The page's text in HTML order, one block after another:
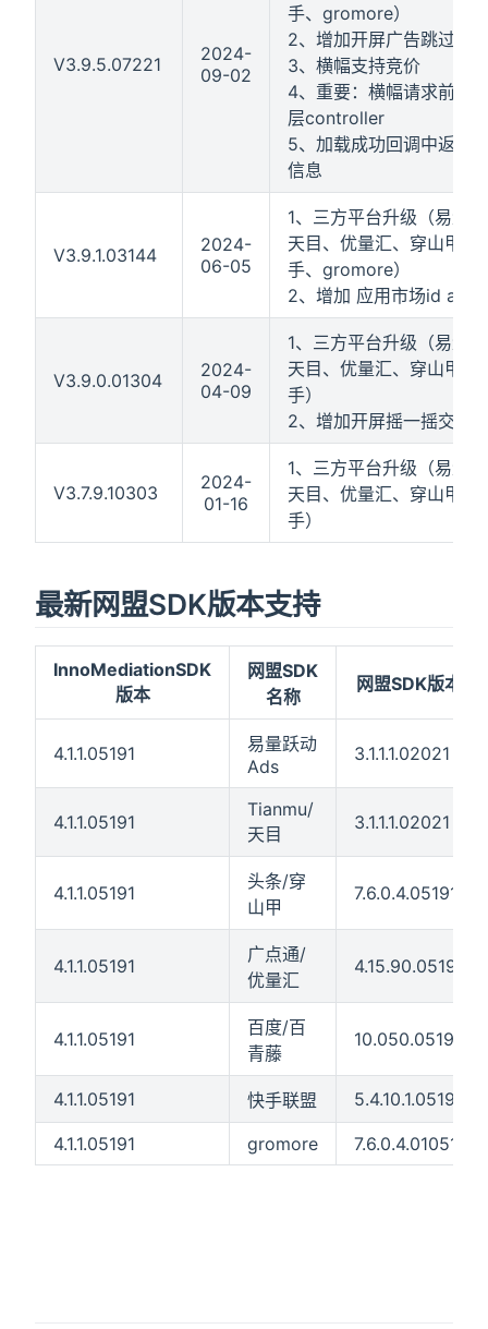
V3.9.5.07221
2024-
09-02
手、gromore）
2、增加开屏广告跳过回
3、横幅支持竞价
4、重要：横幅请求前必
层controller
5、加载成功回调中返回
信息
V3.9.1.03144
2024-
06-05
1、三方平台升级（易量
天目、优量汇、穿山甲、
手、gromore）
2、增加 应用市场id api
V3.9.0.01304
2024-
04-09
1、三方平台升级（易量
天目、优量汇、穿山甲、
手）
2、增加开屏摇一摇交互
V3.7.9.10303
2024-
01-16
1、三方平台升级（易量
天目、优量汇、穿山甲、
手）
最新网盟SDK版本支持
InnoMediationSDK
版本
网盟SDK
名称
网盟SDK版本
4.1.1.05191
易量跃动
Ads
3.1.1.1.02021
4.1.1.05191
Tianmu/
天目
3.1.1.1.02021
4.1.1.05191
头条/穿
山甲
7.6.0.4.05191
4.1.1.05191
广点通/
优量汇
4.15.90.05191
4.1.1.05191
百度/百
青藤
10.050.05191
4.1.1.05191 快手联盟 5.4.10.1.05191
4.1.1.05191 gromore 7.6.0.4.01051